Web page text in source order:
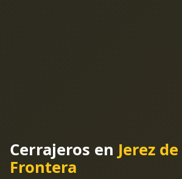
Cerrajeros en Jerez
Frontera